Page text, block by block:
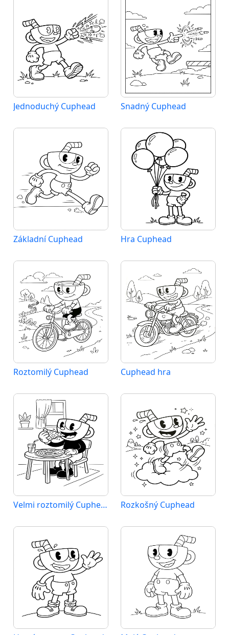
Jednoduchý Cuphead Snadný Cuphead
Základní Cuphead Hra Cuphead
Roztomilý Cuphead Cuphead hra
Velmi roztomilý Cuphead Rozkošný Cuphead